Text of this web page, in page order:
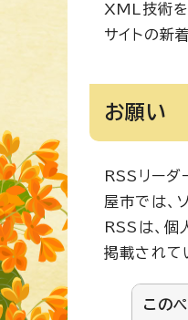
XML技術を
サイトの新
お願い
RSSリーダ
屋市では、
RSSは、個
掲載されて
この